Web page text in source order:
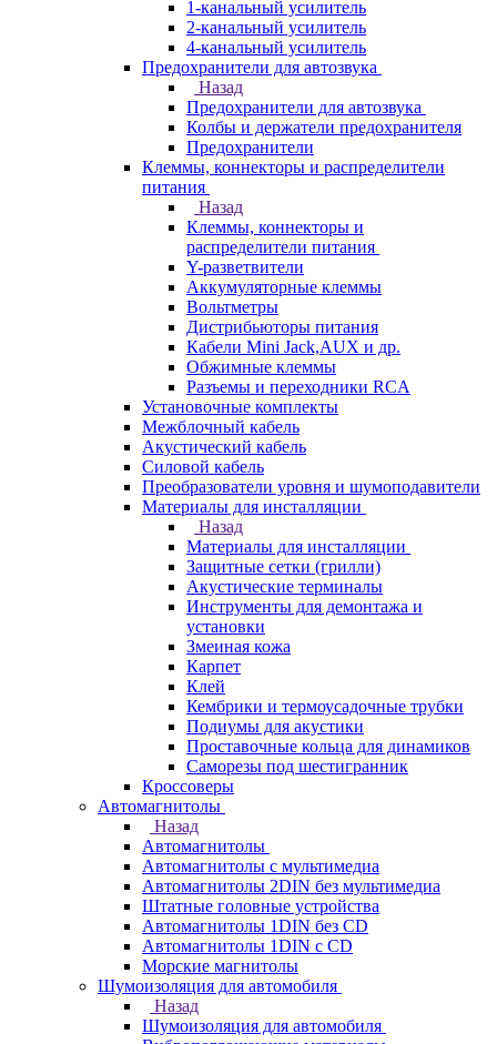
1-канальный усилитель
2-канальный усилитель
4-канальный усилитель
Предохранители для автозвука
Назад
Предохранители для автозвука
Колбы и держатели предохранителя
Предохранители
Клеммы, коннекторы и распределители
питания
Назад
Клеммы, коннекторы и
распределители питания
Y-разветвители
Аккумуляторные клеммы
Вольтметры
Дистрибьюторы питания
Кабели Mini Jack,AUX и др.
Обжимные клеммы
Разъемы и переходники RCA
Установочные комплекты
Межблочный кабель
Акустический кабель
Силовой кабель
Преобразователи уровня и шумоподавители
Материалы для инсталляции
Назад
Материалы для инсталляции
Защитные сетки (грилли)
Акустические терминалы
Инструменты для демонтажа и
установки
Змеиная кожа
Карпет
Клей
Кембрики и термоусадочные трубки
Подиумы для акустики
Проставочные кольца для динамиков
Саморезы под шестигранник
Кроссоверы
Автомагнитолы
Назад
Автомагнитолы
Автомагнитолы с мультимедиа
Автомагнитолы 2DIN без мультимедиа
Штатные головные устройства
Автомагнитолы 1DIN без CD
Автомагнитолы 1DIN с CD
Морские магнитолы
Шумоизоляция для автомобиля
Назад
Шумоизоляция для автомобиля